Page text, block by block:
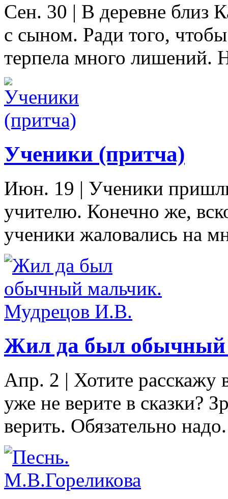
Сен. 30 | В деревне близ
с сыном. Ради того,
терпела много лишений.
Ученики (притча)
Июн. 19 | Ученики
учителю. Конечно же,
ученики жаловались на
Жил да был обычный
Апр. 2 | Хотите расскажу
уже не верите в сказки?
верить. Обязательно